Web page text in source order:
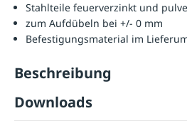
Stahlteile feuerverzinkt und
zum Aufdübeln bei +/- 0 mm
Befestigungsmaterial im
Beschreibung
Downloads